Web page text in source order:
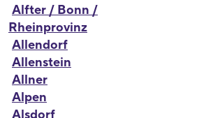
Alfter / Bonn /
Rheinprovinz
Allendorf
Allenstein
Allner
Alpen
Alsdorf